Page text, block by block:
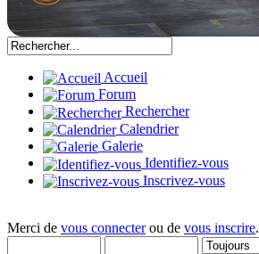
Accueil
Forum
Rechercher
Calendrier
Galerie
Identifiez-vous
Inscrivez-vous
Merci de vous connecterou de vous inscrire.